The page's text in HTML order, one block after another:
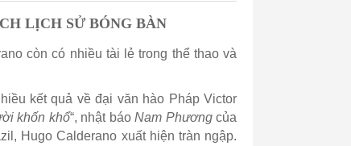
LỊCH SỬ BÓNG BÀN
còn có nhiều tài lẻ trong thể thao và
kết quả về đại văn hào Pháp Victor
khốn khổ“, nhật báoNam Phươngcủa
Hugo Calderano xuất hiện tràn ngập.